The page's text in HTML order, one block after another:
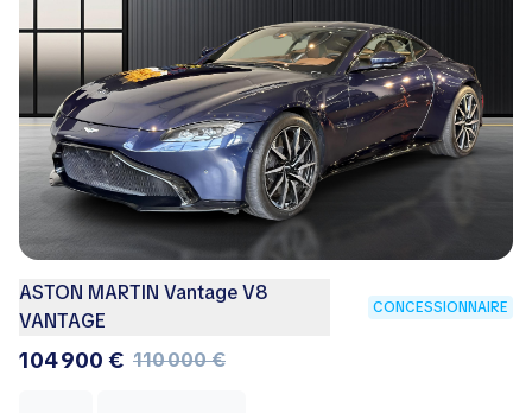
ASTON MARTIN Vantage V8
VANTAGE
CONCESSIONNAIRE
104 900 € 110 000 €